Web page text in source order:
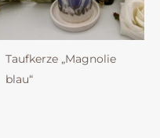
Taufkerze „Magnolie
blau“